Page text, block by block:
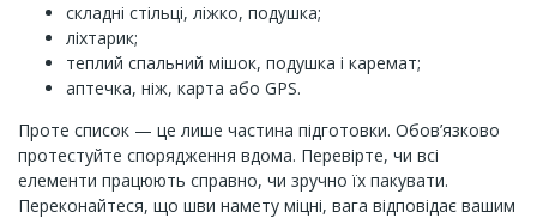
складні стільці, ліжко, подушка;
ліхтарик;
теплий спальний мішок, подушка і каремат;
аптечка, ніж, карта або GPS.
Проте список — це лише частина підготовки. Обов’язково
протестуйте спорядження вдома. Перевірте, чи всі
елементи працюють справно, чи зручно їх пакувати.
Переконайтеся, що шви намету міцні, вага відповідає вашим